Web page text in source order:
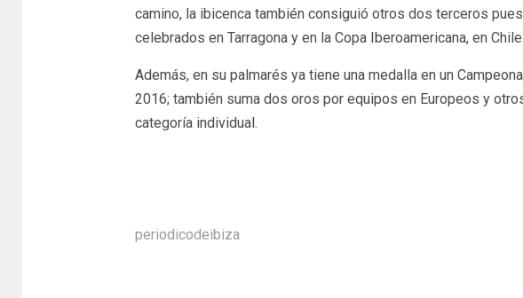
camino, la ibicenca también consiguió otros dos terceros
celebrados en Tarragona y en la Copa Iberoamericana, en Chile.
Además, en su palmarés ya tiene una medalla en un
2016; también suma dos oros por equipos en Europeos y
categoría individual.
periodicodeibiza